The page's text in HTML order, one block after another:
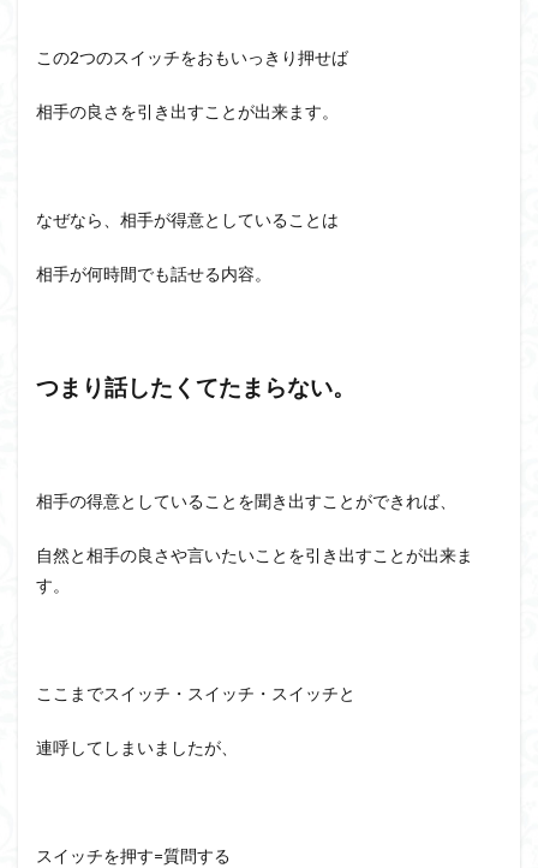
この2つのスイッチをおもいっきり押せば
相手の良さを引き出すことが出来ます。
なぜなら、相手が得意としていることは
相手が何時間でも話せる内容。
つまり話したくてたまらない。
相手の得意としていることを聞き出すことができれば、
自然と相手の良さや言いたいことを引き出すことが出来ま
す。
ここまでスイッチ・スイッチ・スイッチと
連呼してしまいましたが、
スイッチを押す=質問する